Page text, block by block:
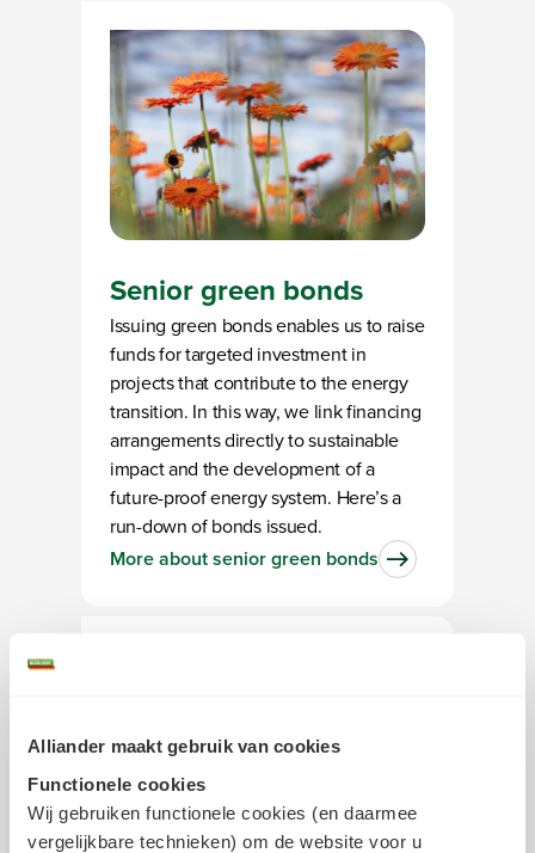
Alliander maakt gebruik van cookies
Functionele cookies
Wij gebruiken functionele cookies (en daarmee
vergelijkbare technieken) om de website voor u
Senior green bonds
Issuing green bonds enables us to raise
funds for targeted investment in
projects that contribute to the energy
transition. In this way, we link financing
arrangements directly to sustainable
impact and the development of a
future-proof energy system. Here’s a
run-down of bonds issued.
More about senior green bonds
Subordinated green